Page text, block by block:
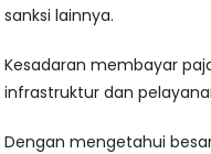
sanksi lainnya.
Kesadaran membayar
infrastruktur dan
Dengan mengetahui